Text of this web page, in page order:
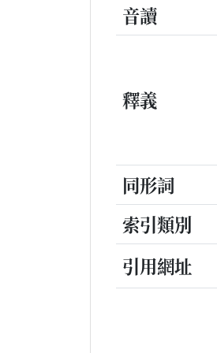
音讀
釋義
同形詞
索引類別
引用網址